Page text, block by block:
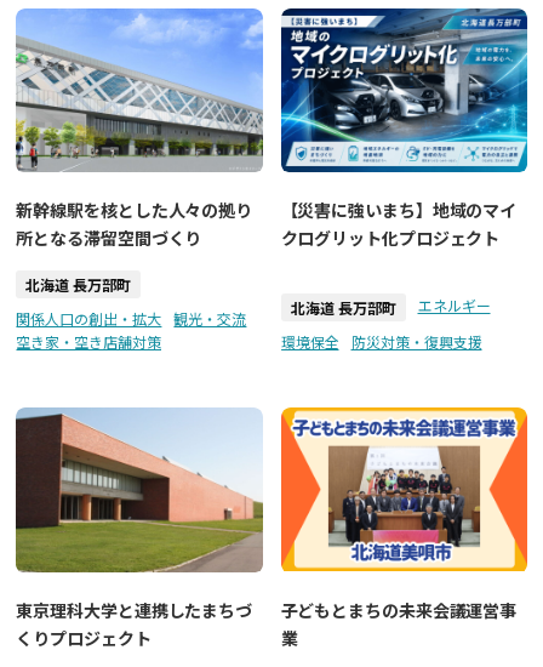
新幹線駅を核とした人々の拠り
所となる滞留空間づくり
北海道 長万部町
関係人口の創出・拡大
観光・交流
空き家・空き店舗対策
【災害に強いまち】地域のマイ
クログリット化プロジェクト
北海道 長万部町
エネルギー
環境保全
防災対策・復興支援
東京理科大学と連携したまちづ
くりプロジェクト
子どもとまちの未来会議運営事
業